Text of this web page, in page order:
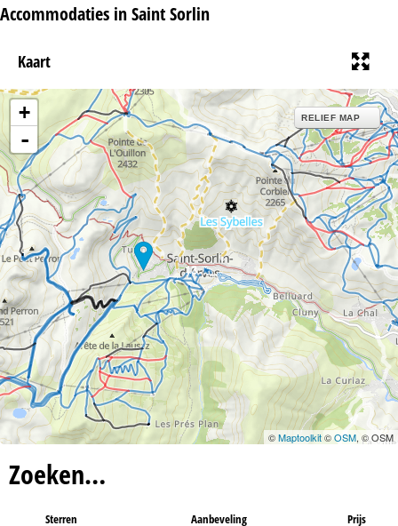
a
g
i
a
Accommodaties in Saint Sorlin
Kaart
13
+
-
RELIEF MAP
©Maptoolkit©OSM, © OSM
Zoeken…
Sterren Aanbeveling Prijs